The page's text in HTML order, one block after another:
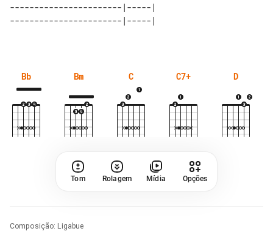
-----------------------|-----|
Bb Bm C C7+ D
Tom Rolagem Mídia Opções
Composição: Ligabue